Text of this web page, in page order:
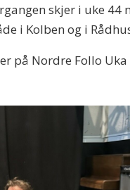
skjer i uke
i Kolben og i
på Nordre Follo